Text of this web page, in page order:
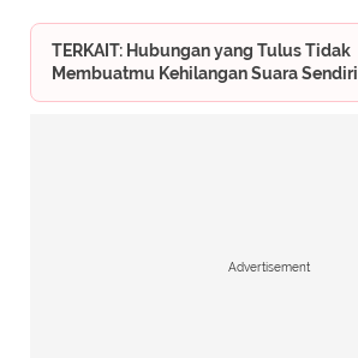
TERKAIT: Hubungan yang Tulus Tidak
Membuatmu Kehilangan Suara Sendiri
Advertisement